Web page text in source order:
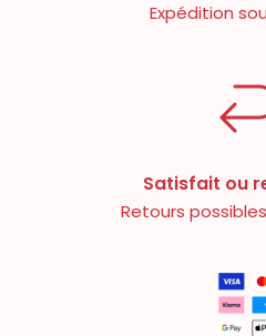
Expédition
Satisfait ou
Retours